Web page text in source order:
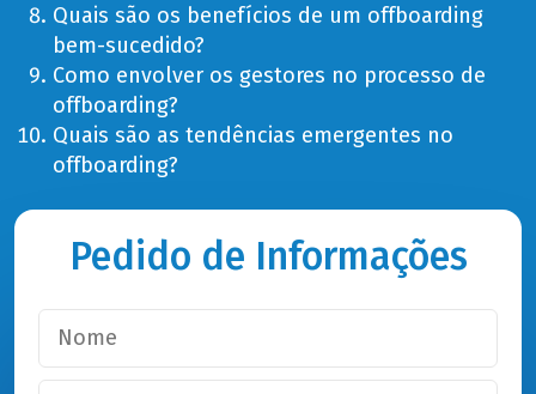
Quais são os benefícios de um offboarding
bem-sucedido?
Como envolver os gestores no processo de
offboarding?
Quais são as tendências emergentes no
offboarding?
Pedido de Informações